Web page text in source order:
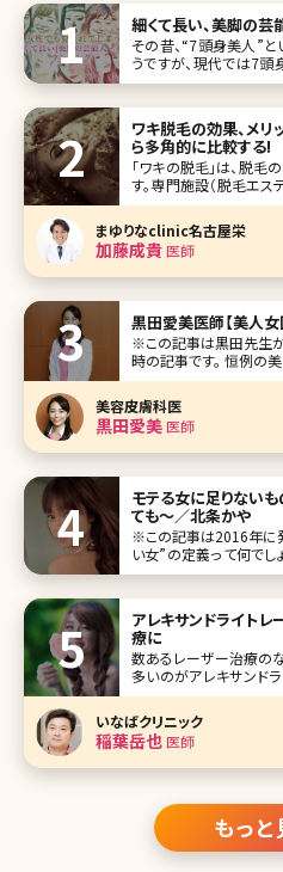
細くて長い、美脚の芸
その昔、“7頭身美人”
うですが、現代では7頭
う言葉まで登場してき
背景には、豊かな食生
識の向上もそれに拍車
ワキ脱毛の効果、メリ
ら多角的に比較する!
「ワキの脱毛」は、脱
す。専門施設（脱毛エス
がムダ毛処理の選択肢
まだまだ自己処理をす
「ワキ脱毛は脱毛エス
る」と答えている人も多く
まゆりなclinic名古屋栄
加藤成貴医師
黒田愛美医師【美人女
※この記事は黒田先生
時の記事です。 恒例の美人女医インタビュー、今回は東京都
港区の愛宕ヒルズ内に
生です。もとは大手美
美容医療、医師としての
ネスに。外からの治療（
美容皮膚科医
黒田愛美医師
モテる女に足りない
ても～／北条かや
※この記事は2016年に発
い女”の定義って何でしょ
んな話題で盛り上がった
アレキサンドライトレ
療に
数あるレーザー治療の
多いのがアレキサンド
使用されるアレキサン
に用いられるQスイッチ
が使用されています。こ
アレキサンドライトレーザ
いなばクリニック
稲葉岳也医師
もっと